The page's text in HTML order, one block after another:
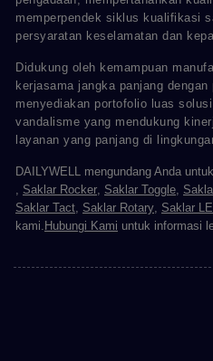
memperpendek siklus kualifikasi
persyaratan keselamatan dan
Didukung oleh kemampuan
kerjasama jangka panjang
menyediakan portofolio luas
vandalisme yang mendukung
layanan yang panjang di
DAILYWELL mengundang Anda
, Saklar Rocker, Saklar Toggle,
Saklar Tact, Saklar Rotary, Saklar
kami. Hubungi Kami untuk informasi